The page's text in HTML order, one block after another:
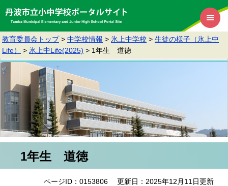
教育委員会トップ > 中学校情報 > 氷上中学校 > 生徒の様子（氷上中
Life）
> 氷上中Life(2025) > 1年生 道徳
1年生 道徳
ページID：0153806 更新日：2025年12月11日更新